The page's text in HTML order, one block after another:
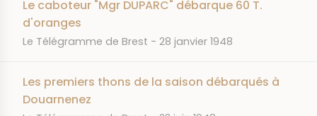
Le caboteur "Mgr DUPARC" débarque 60 T.
d'oranges
JOURNAL
Le Télégramme de Brest DATE
28 janvier 1948
Les premiers thons de la saison débarqués à
Douarnenez